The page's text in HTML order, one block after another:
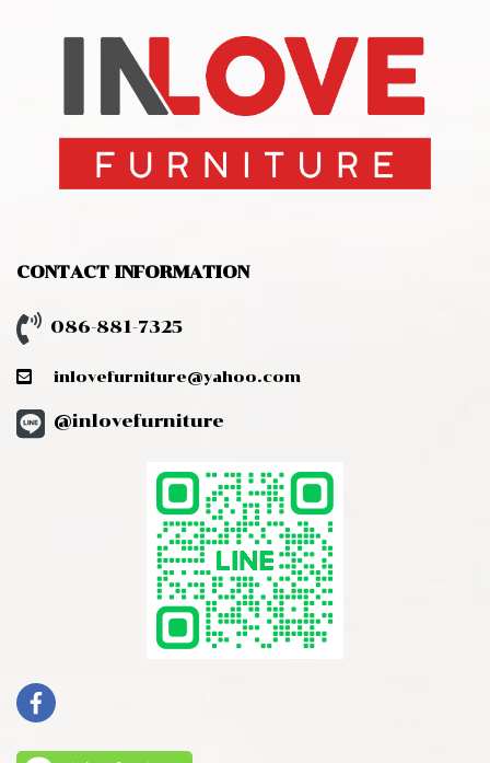
CONTACT INFORMATION
086-881-7325
inlovefurniture@yahoo.com
@inlovefurniture